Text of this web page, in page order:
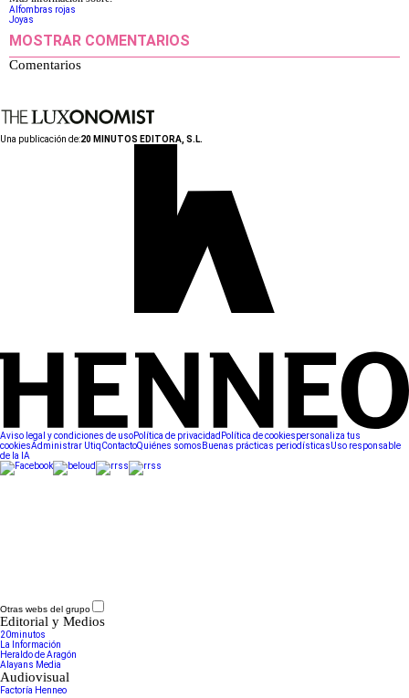
Alfombras rojas
Joyas
MOSTRAR COMENTARIOS
Comentarios
Una publicación de:20 MINUTOS EDITORA, S.L.
Aviso legal y condiciones de usoPolítica de privacidad Política de cookiespersonaliza tus
cookiesAdministrar UtiqContactoQuiénes somos Buenas prácticas periodísticasUso responsable
de la IA
Otras webs del grupo
Editorial y Medios
20minutos
La Información
Heraldo de Aragón
Alayans Media
Audiovisual
Factoría Henneo